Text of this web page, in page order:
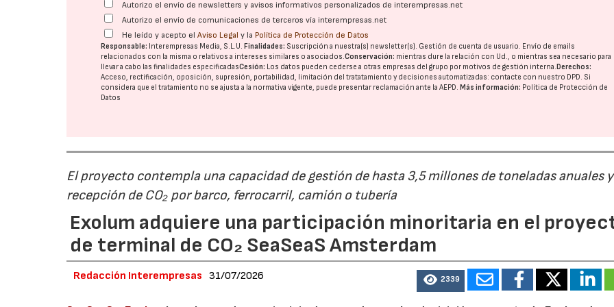
Autorizo el envío de newsletters y avisos informativos personalizados de interempresas.net
Autorizo el envío de comunicaciones de terceros vía interempresas.net
He leído y acepto elAviso Legal y la Política de Protección de Datos
Responsable: Interempresas Media, S.L.U. Finalidades: Suscripción a nuestra(s) newsletter(s). Gestión de cuenta de usuario. Envío de emails
relacionados con la misma o relativos a intereses similares o asociados.Conservación: mientras dure la relación con Ud., o mientras sea necesario para
llevar a cabo las finalidades especificadasCesión: Los datos pueden cederse a otras empresas del grupo por motivos de gestión interna. Derechos:
Acceso, rectificación, oposición, supresión, portabilidad, limitación del tratatamiento y decisiones automatizadas: contacte con nuestro DPD. Si
considera que el tratamiento no se ajusta a la normativa vigente, puede presentar reclamación ante laAEPD. Más información: Política de Protección de
Datos
El proyecto contempla una capacidad de gestión de hasta 3,5 millones de toneladas anuales
recepción de CO₂ por barco, ferrocarril, camión o tubería
Exolum adquiere una participación minoritaria en el
de terminal de CO₂ SeaSeaS Amsterdam
Redacción Interempresas 31/07/2026 2339